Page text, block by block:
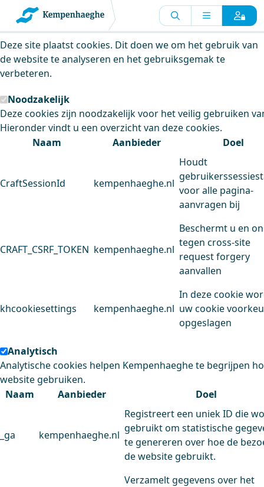
Kempenhaeghe maakt gebruik van
cookies
Deze site plaatst cookies. Dit doen we om het gebruik van
de website te analyseren en het gebruiksgemak te
verbeteren.
Noodzakelijk
Deze cookies zijn noodzakelijk voor het veilig gebruiken
Hieronder vindt u een overzicht van deze cookies.
Naam
Aanbieder Doel
CraftSessionId kempenhaeghe.nl
Houdt
voor alle pagina-
aanvragen bij
CRAFT_CSRF_TOKEN kempenhaeghe.nl
Beschermt u en
tegen cross-site
request forgery
aanvallen
khcookiesettings kempenhaeghe.nl
In deze cookie
uw cookie
opgeslagen
Analytisch
Analytische cookies helpen Kempenhaeghe te begrijpen
website gebruiken.
Naam
Aanbieder Doel
_ga kempenhaeghe.nl
Registreert een uniek ID die
gebruikt om statistische
te genereren over hoe de
de website gebruikt.
Verzamelt gegevens over het